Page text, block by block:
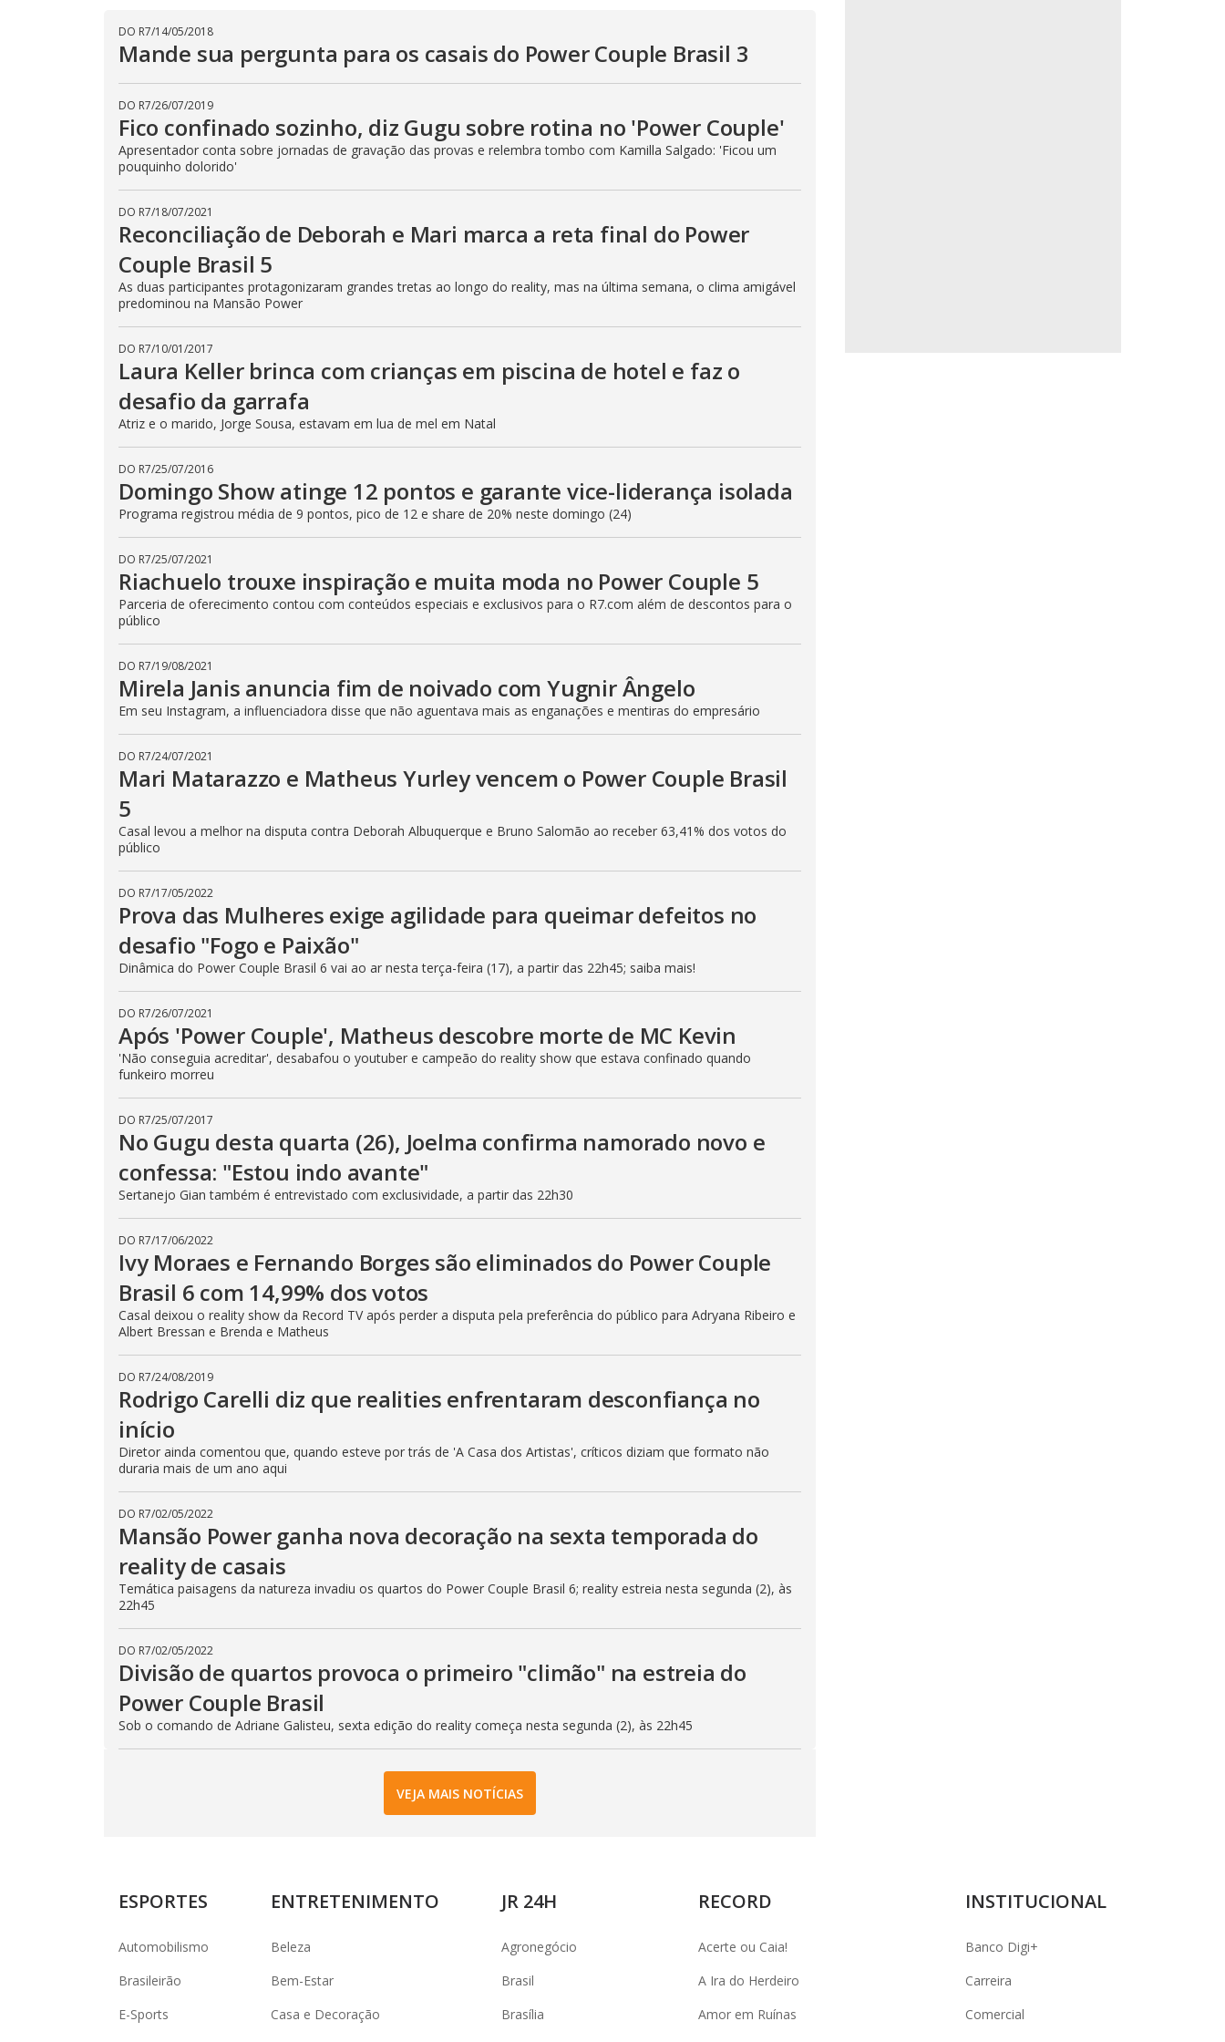
V
i
d
e
o
DO R7/14/05/2018
Mande sua pergunta para os casais do Power Couple Brasil 3
DO R7/26/07/2019
Fico confinado sozinho, diz Gugu sobre rotina no 'Power Couple'
Apresentador conta sobre jornadas de gravação das provas e relembra tombo com Kamilla Salgado: 'Ficou um
pouquinho dolorido'
DO R7/18/07/2021
Reconciliação de Deborah e Mari marca a reta final do Power
Couple Brasil 5
As duas participantes protagonizaram grandes tretas ao longo do reality, mas na última semana, o clima amigável
predominou na Mansão Power
DO R7/10/01/2017
Laura Keller brinca com crianças em piscina de hotel e faz o
desafio da garrafa
Atriz e o marido, Jorge Sousa, estavam em lua de mel em Natal
DO R7/25/07/2016
Domingo Show atinge 12 pontos e garante vice-liderança isolada
Programa registrou média de 9 pontos, pico de 12 e share de 20% neste domingo (24)
DO R7/25/07/2021
Riachuelo trouxe inspiração e muita moda no Power Couple 5
Parceria de oferecimento contou com conteúdos especiais e exclusivos para o R7.com além de descontos para o
público
DO R7/19/08/2021
Mirela Janis anuncia fim de noivado com Yugnir Ângelo
Em seu Instagram, a influenciadora disse que não aguentava mais as enganações e mentiras do empresário
DO R7/24/07/2021
Mari Matarazzo e Matheus Yurley vencem o Power Couple Brasil
5
Casal levou a melhor na disputa contra Deborah Albuquerque e Bruno Salomão ao receber 63,41% dos votos do
público
DO R7/17/05/2022
Prova das Mulheres exige agilidade para queimar defeitos no
desafio "Fogo e Paixão"
Dinâmica do Power Couple Brasil 6 vai ao ar nesta terça-feira (17), a partir das 22h45; saiba mais!
DO R7/26/07/2021
Após 'Power Couple', Matheus descobre morte de MC Kevin
'Não conseguia acreditar', desabafou o youtuber e campeão do reality show que estava confinado quando
funkeiro morreu
DO R7/25/07/2017
No Gugu desta quarta (26), Joelma confirma namorado novo e
confessa: "Estou indo avante"
Sertanejo Gian também é entrevistado com exclusividade, a partir das 22h30
DO R7/17/06/2022
Ivy Moraes e Fernando Borges são eliminados do Power Couple
Brasil 6 com 14,99% dos votos
Casal deixou o reality show da Record TV após perder a disputa pela preferência do público para Adryana Ribeiro e
Albert Bressan e Brenda e Matheus
DO R7/24/08/2019
Rodrigo Carelli diz que realities enfrentaram desconfiança no
início
Diretor ainda comentou que, quando esteve por trás de 'A Casa dos Artistas', críticos diziam que formato não
duraria mais de um ano aqui
DO R7/02/05/2022
Mansão Power ganha nova decoração na sexta temporada do
reality de casais
Temática paisagens da natureza invadiu os quartos do Power Couple Brasil 6; reality estreia nesta segunda (2), às
22h45
DO R7/02/05/2022
Divisão de quartos provoca o primeiro "climão" na estreia do
Power Couple Brasil
Sob o comando de Adriane Galisteu, sexta edição do reality começa nesta segunda (2), às 22h45
VEJA MAIS NOTÍCIAS
ESPORTES
Automobilismo
Brasileirão
E-Sports
ENTRETENIMENTO
Beleza
Bem-Estar
Casa e Decoração
JR 24H
Agronegócio
Brasil
Brasília
RECORD
Acerte ou Caia!
A Ira do Herdeiro
Amor em Ruínas
INSTITUCIONAL
Banco Digi+
Carreira
Comercial